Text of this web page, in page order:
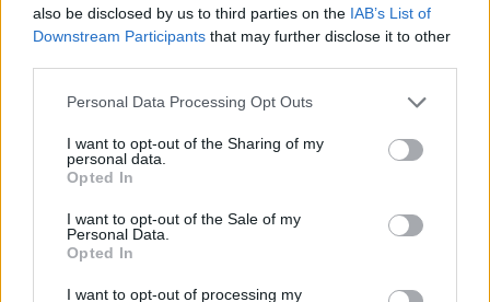
also be disclosed by us to third parties on the IAB’s List of
Downstream Participants that may further disclose it to other
Personal Data Processing Opt Outs
I want to opt-out of the Sharing of my
personal data.
Opted In
I want to opt-out of the Sale of my
Personal Data.
Opted In
I want to opt-out of processing my
ΡΟΗ ΕΙΔΗΣΕΩΝ